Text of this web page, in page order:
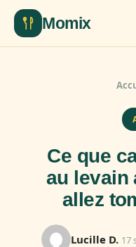
Momix
Ce que
au levain
allez
Lucille D. 17